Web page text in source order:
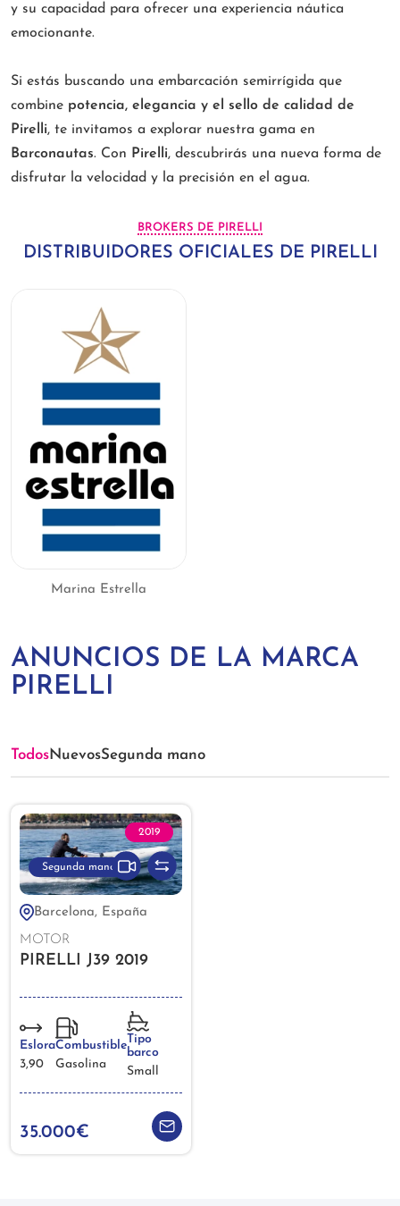
y su capacidad para ofrecer una experiencia náutica
emocionante.
Si estás buscando una embarcación semirrígida que
combine potencia, elegancia y el sello de calidad de
Pirelli, te invitamos a explorar nuestra gama en
Barconautas. Con Pirelli, descubrirás una nueva forma de
disfrutar la velocidad y la precisión en el agua.
BROKERS DE PIRELLI
DISTRIBUIDORES OFICIALES DE PIRELLI
Marina Estrella
ANUNCIOS DE LA MARCA
PIRELLI
TodosNuevosSegunda mano
2019
Segunda mano
Barcelona, España
MOTOR
PIRELLI J39 2019
Eslora
3,90
Combustible
Gasolina
Tipo
barco
Small
35.000€